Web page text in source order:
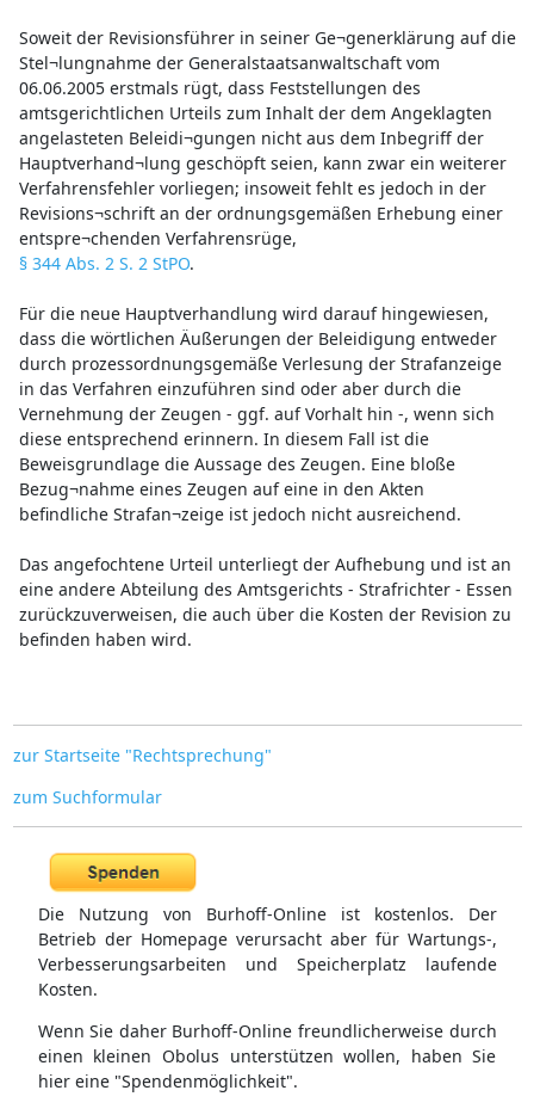
Soweit der Revisionsführer in seiner Ge¬generklärung auf die
Stel¬lungnahme der Generalstaatsanwaltschaft vom
06.06.2005 erstmals rügt, dass Feststellungen des
amtsgerichtlichen Urteils zum Inhalt der dem Angeklagten
angelasteten Beleidi¬gungen nicht aus dem Inbegriff der
Hauptverhand¬lung geschöpft seien, kann zwar ein weiterer
Verfahrensfehler vorliegen; insoweit fehlt es jedoch in der
Revisions¬schrift an der ordnungsgemäßen Erhebung einer
entspre¬chenden Verfahrensrüge,
§ 344 Abs. 2 S. 2 StPO.
Für die neue Hauptverhandlung wird darauf hingewiesen,
dass die wörtlichen Äußerungen der Beleidigung entweder
durch prozessordnungsgemäße Verlesung der Strafanzeige
in das Verfahren einzuführen sind oder aber durch die
Vernehmung der Zeugen - ggf. auf Vorhalt hin -, wenn sich
diese entsprechend erinnern. In diesem Fall ist die
Beweisgrundlage die Aussage des Zeugen. Eine bloße
Bezug¬nahme eines Zeugen auf eine in den Akten
befindliche Strafan¬zeige ist jedoch nicht ausreichend.
Das angefochtene Urteil unterliegt der Aufhebung und ist an
eine andere Abteilung des Amtsgerichts - Strafrichter - Essen
zurückzuverweisen, die auch über die Kosten der Revision zu
befinden haben wird.
zur Startseite "Rechtsprechung"
zum Suchformular
Die Nutzung von Burhoff-Online ist kostenlos. Der
Betrieb der Homepage verursacht aber für Wartungs-,
Verbesserungsarbeiten und Speicherplatz laufende
Kosten.
Wenn Sie daher Burhoff-Online freundlicherweise durch
einen kleinen Obolus unterstützen wollen, haben Sie
hier eine "Spendenmöglichkeit".